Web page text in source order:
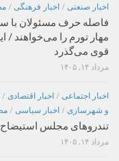
اخبار صنعتی / اخبار فرهنگی /
فاصله حرف مسئولان با
مهار تورم را می‌خواهند /
قوی می‌گذرد
مرداد ۱۴, ۱۴۰۵
اخبار اجتماعی / اخبار اقتصادی /
و شهرسازی / اخبار سیاسی /
تندروهای مجلس استیضاح
مرداد ۱۴, ۱۴۰۵